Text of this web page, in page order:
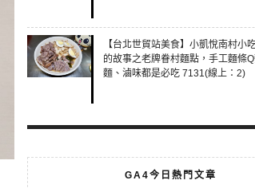
【台北世貿站美食】小凱悅南村小
的故事之老牌眷村麵點，手工麵條
麵、滷味都是必吃 7131(線上：2)
GA4今日熱門文章